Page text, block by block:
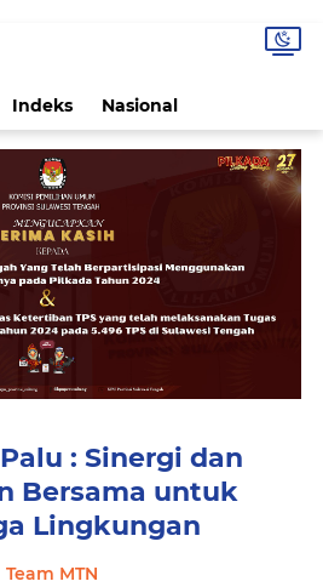
Indeks Nasional
: Sinergi dan
Bersama untuk
Lingkungan
Team MTN